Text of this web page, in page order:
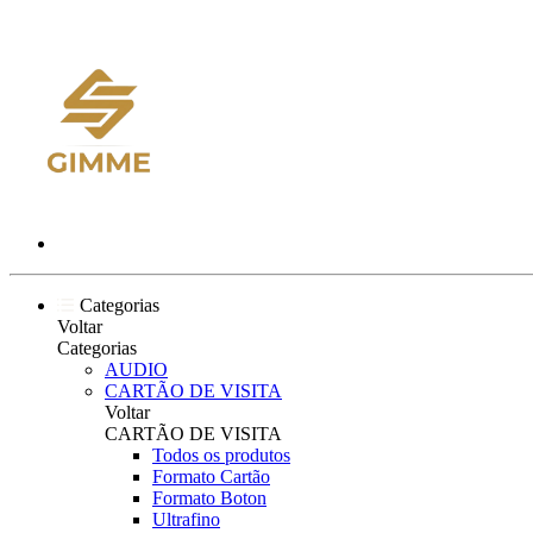
Categorias
Voltar
Categorias
AUDIO
CARTÃO DE VISITA
Voltar
CARTÃO DE VISITA
Todos os produtos
Formato Cartão
Formato Boton
Ultrafino